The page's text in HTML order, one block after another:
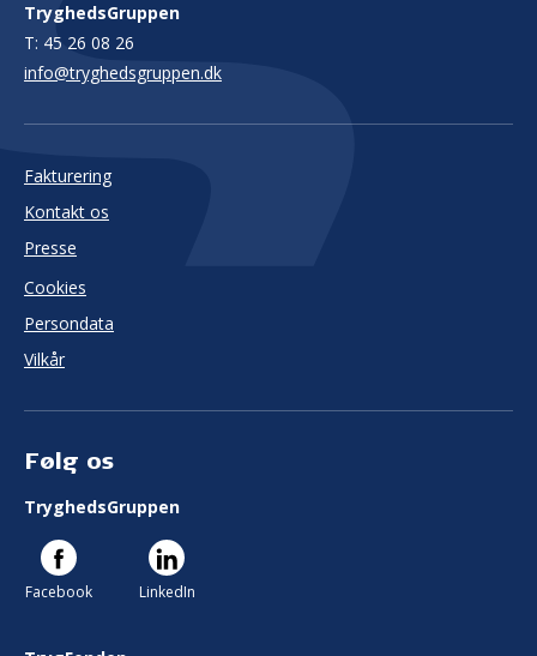
TryghedsGruppen
T: 45 26 08 26
info@tryghedsgruppen.dk
Fakturering
Kontakt os
Presse
Cookies
Persondata
Vilkår
Følg os
TryghedsGruppen
Facebook LinkedIn